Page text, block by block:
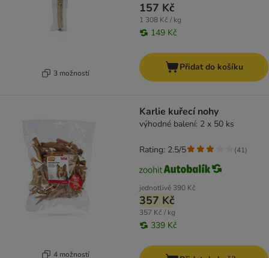
3 možností
157 Kč
1 308 Kč / kg
149 Kč
Přidat do košíku
4 možností
Karlie kuřecí nohy
výhodné balení: 2 x 50 ks
jednotlivě 390 Kč
357 Kč
357 Kč / kg
339 Kč
Rating: 2.5/5 (41)